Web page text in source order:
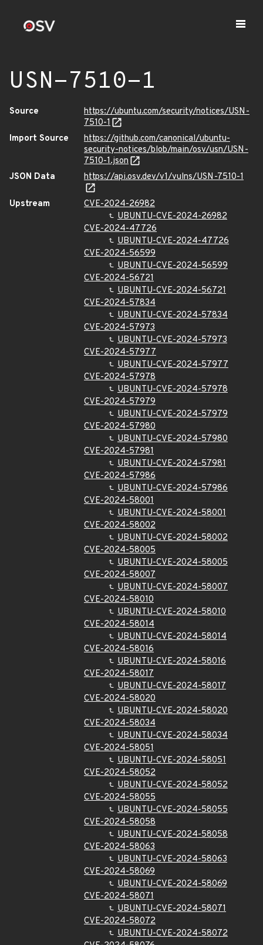
USN-7510-1
Source
https://ubuntu.com/security/notices/USN-
7510-1
Import Source
https://github.com/canonical/ubuntu-
security-notices/blob/main/osv/usn/USN-
7510-1.json
JSON Data
https://api.osv.dev/v1/vulns/USN-7510-1
Upstream
CVE-2024-26982
UBUNTU-CVE-2024-26982
CVE-2024-47726
UBUNTU-CVE-2024-47726
CVE-2024-56599
UBUNTU-CVE-2024-56599
CVE-2024-56721
UBUNTU-CVE-2024-56721
CVE-2024-57834
UBUNTU-CVE-2024-57834
CVE-2024-57973
UBUNTU-CVE-2024-57973
CVE-2024-57977
UBUNTU-CVE-2024-57977
CVE-2024-57978
UBUNTU-CVE-2024-57978
CVE-2024-57979
UBUNTU-CVE-2024-57979
CVE-2024-57980
UBUNTU-CVE-2024-57980
CVE-2024-57981
UBUNTU-CVE-2024-57981
CVE-2024-57986
UBUNTU-CVE-2024-57986
CVE-2024-58001
UBUNTU-CVE-2024-58001
CVE-2024-58002
UBUNTU-CVE-2024-58002
CVE-2024-58005
UBUNTU-CVE-2024-58005
CVE-2024-58007
UBUNTU-CVE-2024-58007
CVE-2024-58010
UBUNTU-CVE-2024-58010
CVE-2024-58014
UBUNTU-CVE-2024-58014
CVE-2024-58016
UBUNTU-CVE-2024-58016
CVE-2024-58017
UBUNTU-CVE-2024-58017
CVE-2024-58020
UBUNTU-CVE-2024-58020
CVE-2024-58034
UBUNTU-CVE-2024-58034
CVE-2024-58051
UBUNTU-CVE-2024-58051
CVE-2024-58052
UBUNTU-CVE-2024-58052
CVE-2024-58055
UBUNTU-CVE-2024-58055
CVE-2024-58058
UBUNTU-CVE-2024-58058
CVE-2024-58063
UBUNTU-CVE-2024-58063
CVE-2024-58069
UBUNTU-CVE-2024-58069
CVE-2024-58071
UBUNTU-CVE-2024-58071
CVE-2024-58072
UBUNTU-CVE-2024-58072